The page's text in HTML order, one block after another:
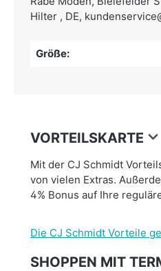
Hilter , DE,
Größe:
VORTEILSKARTE
Mit der CJ Schmidt
von vielen Extras.
4% Bonus auf Ihre
Die CJ Schmidt Vorteile
SHOPPEN MIT